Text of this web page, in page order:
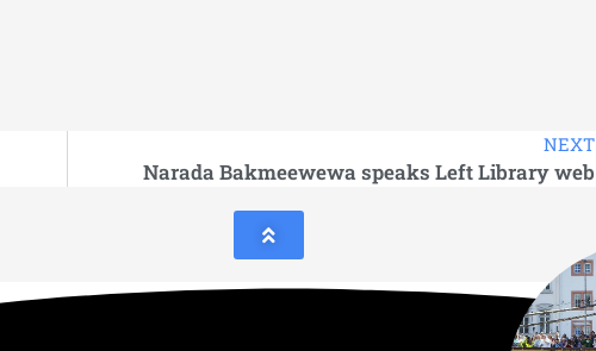
NEXT
Narada Bakmeewewa speaks Left Library web